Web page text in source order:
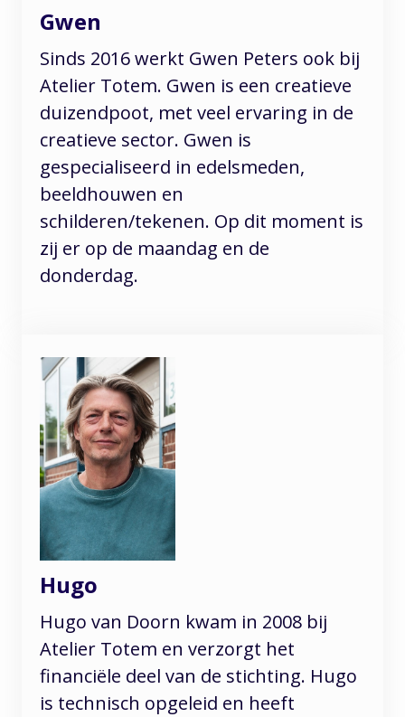
Gwen
Sinds 2016 werkt Gwen Peters ook bij
Atelier Totem. Gwen is een creatieve
duizendpoot, met veel ervaring in de
creatieve sector. Gwen is
gespecialiseerd in edelsmeden,
beeldhouwen en
schilderen/tekenen. Op dit moment is
zij er op de maandag en de
donderdag.
Hugo
Hugo van Doorn kwam in 2008 bij
Atelier Totem en verzorgt het
financiële deel van de stichting. Hugo
is technisch opgeleid en heeft